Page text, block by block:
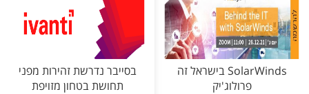
SolarWinds בישראל זה
פרולוג'יק
בסייבר נדרשת זהירות מפני
תחושת בטחון מזויפת